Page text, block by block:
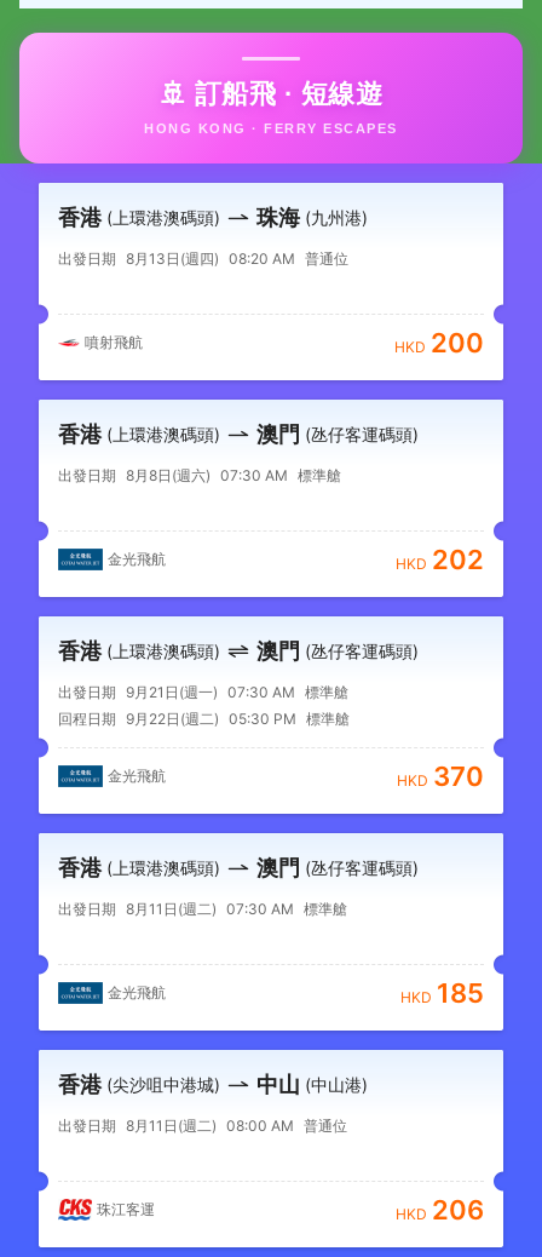
🚢 訂船飛 · 短線遊
HONG KONG · FERRY ESCAPES
香港 (上環港澳碼頭) 珠海 (九州港)
出發日期 8月13日(週四) 08:20 AM 普通位
噴射飛航 HKD 200
香港 (上環港澳碼頭) 澳門 (氹仔客運碼頭)
出發日期 8月8日(週六) 07:30 AM 標準艙
金光飛航 HKD 202
香港 (上環港澳碼頭) 澳門 (氹仔客運碼頭)
出發日期 9月21日(週一) 07:30 AM 標準艙
回程日期 9月22日(週二) 05:30 PM 標準艙
金光飛航 HKD 370
香港 (上環港澳碼頭) 澳門 (氹仔客運碼頭)
出發日期 8月11日(週二) 07:30 AM 標準艙
金光飛航 HKD 185
香港 (尖沙咀中港城) 中山 (中山港)
出發日期 8月11日(週二) 08:00 AM 普通位
珠江客運 HKD 206